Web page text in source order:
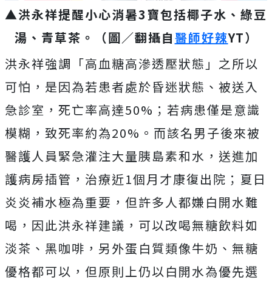
▲洪永祥提醒小心消暑3寶包括椰子水、綠豆
湯、青草茶。（圖／翻攝自醫師好辣YT）
洪永祥強調「高血糖高滲透壓狀態」之所以
可怕，是因為若患者處於昏迷狀態、被送入
急診室，死亡率高達50%；若病患僅是意識
模糊，致死率約為20%。而該名男子後來被
醫護人員緊急灌注大量胰島素和水，送進加
護病房插管，治療近1個月才康復出院；夏日
炎炎補水極為重要，但許多人都嫌白開水難
喝，因此洪永祥建議，可以改喝無糖飲料如
淡茶、黑咖啡，另外蛋白質類像牛奶、無糖
優格都可以，但原則上仍以白開水為優先選